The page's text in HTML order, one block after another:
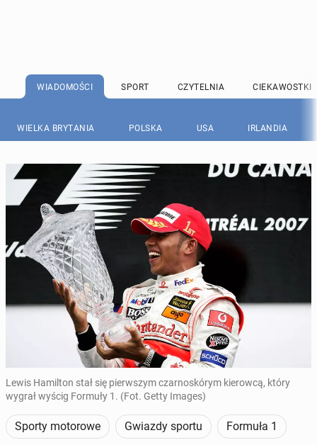
WIADOMOŚCI SPORT CZYTELNIA CIEKAWOSTKI
WIELKA BRYTANIA POLSKA USA IRLANDIA
Lewis Hamilton stał się pierwszym czarnoskórym kierowcą, który
wygrał wyścig Formuły 1. (Fot. Getty Images)
Sporty motorowe Gwiazdy sportu Formuła 1